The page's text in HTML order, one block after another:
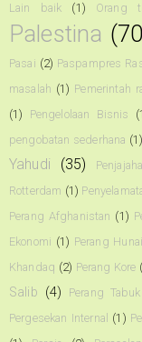
Lain baik
(1) Orang
Palestina
Pasai (2) Paspampres
masalah (1) Pemerintah
(1)
Pengelolaan Bisnis
pengobatan sederhana (1)
Yahudi
(35)
Rotterdam (1)
Perang Afghanistan (1)
Ekonomi (1) Perang
Khandaq (2) Perang Kore
Salib (4) Perang Tabuk
Pergesekan Internal (1)